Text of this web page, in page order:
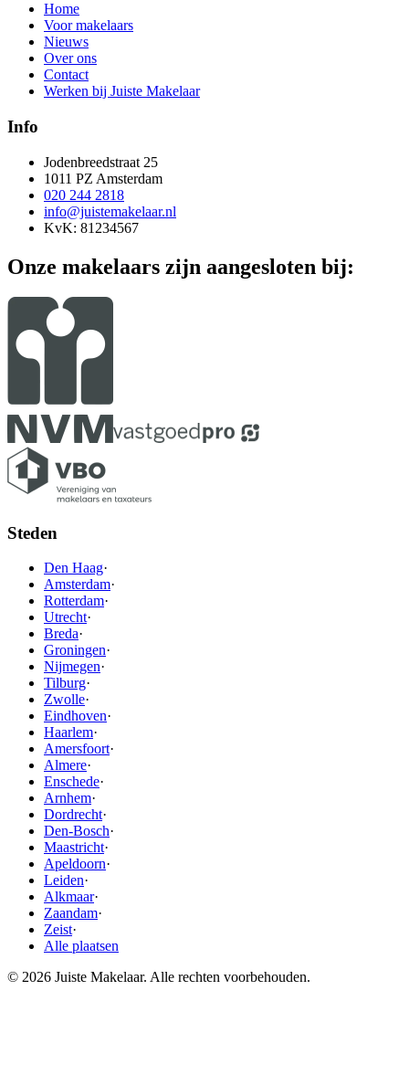
Home
Voor makelaars
Nieuws
Over ons
Contact
Werken bij Juiste Makelaar
Info
Jodenbreedstraat 25
1011 PZ Amsterdam
020 244 2818
info@juistemakelaar.nl
KvK: 81234567
Onze makelaars zijn aangesloten bij:
Steden
Den Haag·
Amsterdam·
Rotterdam·
Utrecht·
Breda·
Groningen·
Nijmegen·
Tilburg·
Zwolle·
Eindhoven·
Haarlem·
Amersfoort·
Almere·
Enschede·
Arnhem·
Dordrecht·
Den-Bosch·
Maastricht·
Apeldoorn·
Leiden·
Alkmaar·
Zaandam·
Zeist·
Alle plaatsen
© 2026 Juiste Makelaar. Alle rechten voorbehouden.